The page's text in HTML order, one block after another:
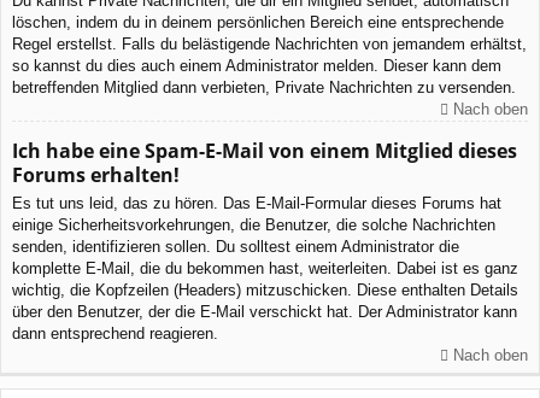
löschen, indem du in deinem persönlichen Bereich eine entsprechende
Regel erstellst. Falls du belästigende Nachrichten von jemandem erhältst,
so kannst du dies auch einem Administrator melden. Dieser kann dem
betreffenden Mitglied dann verbieten, Private Nachrichten zu versenden.
Nach oben
Ich habe eine Spam-E-Mail von einem Mitglied dieses
Forums erhalten!
Es tut uns leid, das zu hören. Das E-Mail-Formular dieses Forums hat
einige Sicherheitsvorkehrungen, die Benutzer, die solche Nachrichten
senden, identifizieren sollen. Du solltest einem Administrator die
komplette E-Mail, die du bekommen hast, weiterleiten. Dabei ist es ganz
wichtig, die Kopfzeilen (Headers) mitzuschicken. Diese enthalten Details
über den Benutzer, der die E-Mail verschickt hat. Der Administrator kann
dann entsprechend reagieren.
Nach oben